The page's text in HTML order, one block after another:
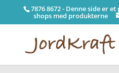
7876 8672 - Denne side er
shops med produkterne